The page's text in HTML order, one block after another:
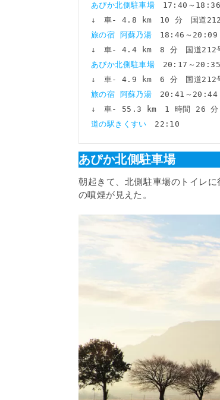
あぴか北側駐車場 17:40～18:36
旅の宿 阿蘇乃湯 18:46～20:09
あぴか北側駐車場 20:17～20:35
旅の宿 阿蘇乃湯 20:41～20:44
道の駅きくすい
あぴか北側駐車場
朝起きて、北側駐車場のトイレ
の噴煙が見えた。